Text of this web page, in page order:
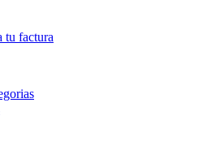
tu factura